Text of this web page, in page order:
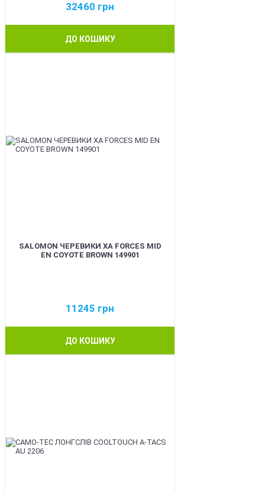
32460 грн
ДО КОШИКУ
SALOMON ЧЕРЕВИКИ XA FORCES MID
EN COYOTE BROWN 149901
11245 грн
ДО КОШИКУ